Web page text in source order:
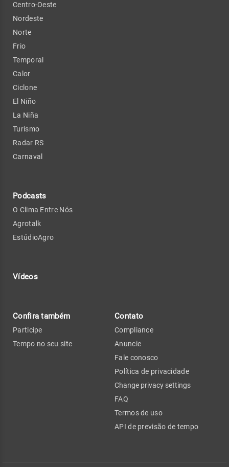
Centro-Oeste
Nordeste
Norte
Frio
Temporal
Calor
Ciclone
El Niño
La Niña
Turismo
Radar RS
Carnaval
Podcasts
O Clima Entre Nós
Agrotalk
EstúdioAgro
Vídeos
Confira também
Participe
Tempo no seu site
Contato
Compliance
Anuncie
Fale conosco
Política de privacidade
Change privacy settings
FAQ
Termos de uso
API de previsão de tempo